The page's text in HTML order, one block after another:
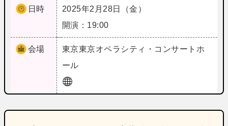
日時
2025年2月28日（金）
開演：19:00
会場 東京東京オペラシティ・コンサートホ
ール